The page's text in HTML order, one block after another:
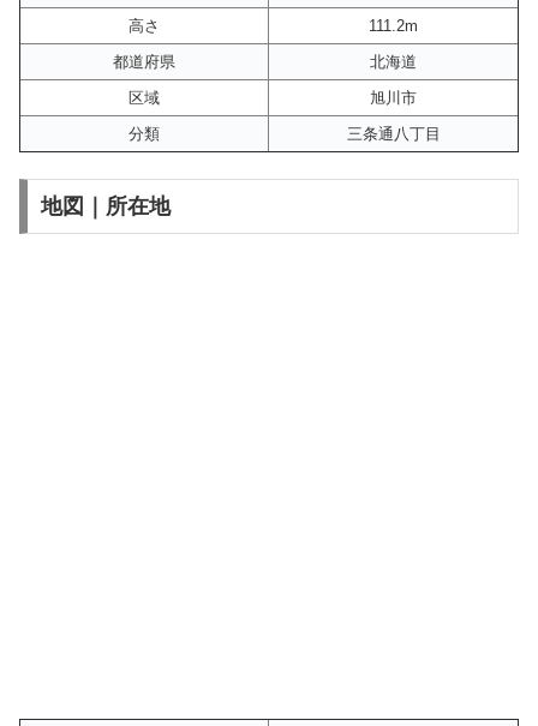
高さ
111.2m
都道府県
北海道
区域
旭川市
分類
三条通八丁目
地図｜所在地